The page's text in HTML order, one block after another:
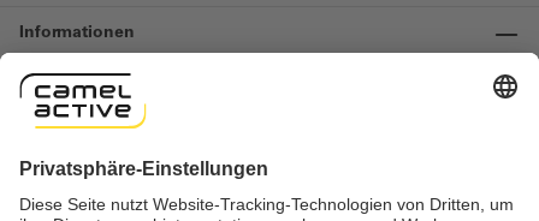
Informationen
Kontakt
Widerruf